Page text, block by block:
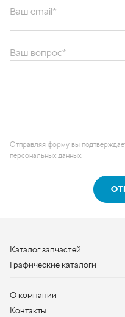
персональных данных
Каталог запчастей
Контактная информация
+7 (950) 730-92-10
uralavtozap@yandex.ru
г. Миасс, Тургоякское шоссе,